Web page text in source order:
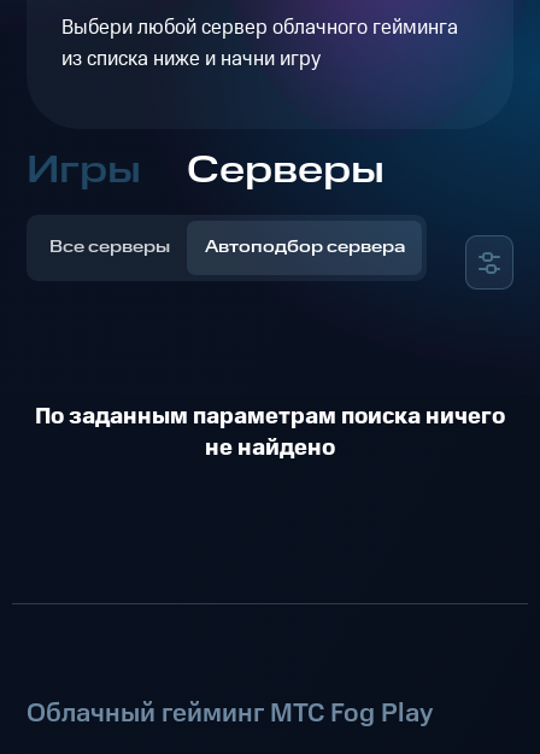
Выбери любой сервер облачного гейминга
из списка ниже и начни игру
Игры Серверы
Все серверы Автоподбор сервера
По заданным параметрам поиска ничего
не найдено
Облачный гейминг МТС Fog Play